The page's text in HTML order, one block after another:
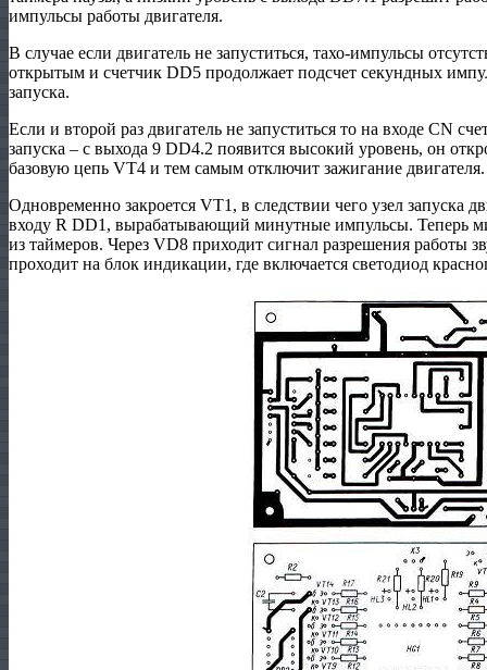
импульсы работы двигателя.
В случае если двигатель не запуститься, тахо-импульсы
открытым и счетчик DD5 продолжает подсчет секундных
запуска.
Если и второй раз двигатель не запуститься то на входе CN
запуска – с выхода 9 DD4.2 появится высокий уровень, он
базовую цепь VT4 и тем самым отключит зажигание двигателя.
Одновременно закроется VT1, в следствии чего узел запуска
входу R DD1, вырабатывающий минутные импульсы. Теперь
из таймеров. Через VD8 приходит сигнал разрешения работы
проходит на блок индикации, где включается светодиод